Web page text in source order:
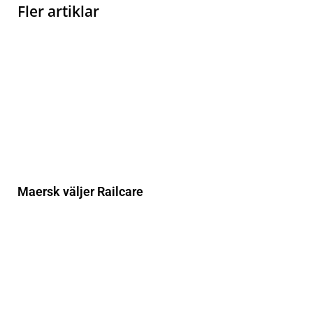
Fler artiklar
Maersk väljer Railcare